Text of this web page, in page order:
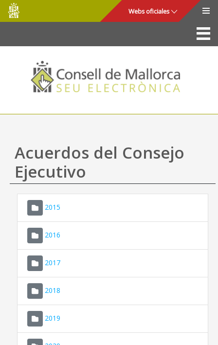
Saltar al contenido principal
Consell
de
Mallorca
Webs oficiales
La Sede
Consejo de Mallorca
Acceso y seguridad
Utilidades
Mapa web
Ayuda
Acuerdos del Consejo
Ejecutivo
2015
2016
2017
2018
2019